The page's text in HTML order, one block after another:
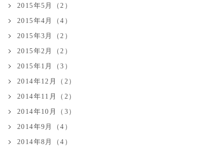
2015年5月（2）
2015年4月（4）
2015年3月（2）
2015年2月（2）
2015年1月（3）
2014年12月（2）
2014年11月（2）
2014年10月（3）
2014年9月（4）
2014年8月（4）